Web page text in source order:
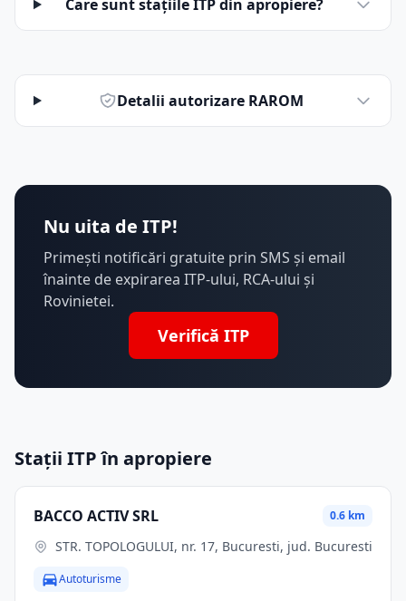
Care sunt stațiile ITP din apropiere?
Detalii autorizare RAROM
Nu uita de ITP!
Primești notificări gratuite prin SMS și email
înainte de expirarea ITP-ului, RCA-ului și
Rovinietei.
Verifică ITP
Stații ITP în apropiere
BACCO ACTIV SRL 0.6 km
STR. TOPOLOGULUI, nr. 17, Bucuresti, jud. Bucuresti
Autoturisme